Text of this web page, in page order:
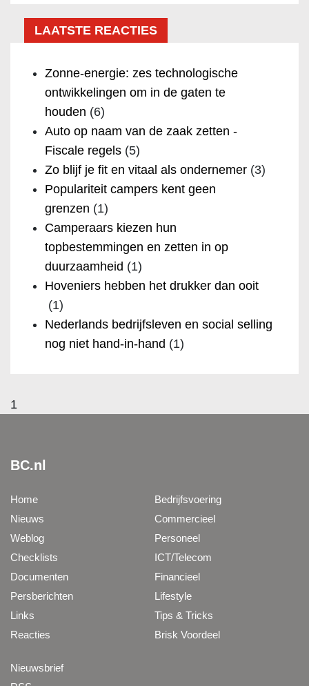
LAATSTE REACTIES
Zonne-energie: zes technologische
ontwikkelingen om in de gaten te
houden (6)
Auto op naam van de zaak zetten -
Fiscale regels (5)
Zo blijf je fit en vitaal als ondernemer (3)
Populariteit campers kent geen
grenzen (1)
Camperaars kiezen hun
topbestemmingen en zetten in op
duurzaamheid (1)
Hoveniers hebben het drukker dan ooit
(1)
Nederlands bedrijfsleven en social selling
nog niet hand-in-hand (1)
1
BC.nl
Home
Nieuws
Weblog
Checklists
Documenten
Persberichten
Links
Reacties
Bedrijfsvoering
Commercieel
Personeel
ICT/Telecom
Financieel
Lifestyle
Tips & Tricks
Brisk Voordeel
Nieuwsbrief